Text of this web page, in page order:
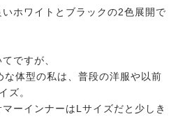
ホワイトとブラックの2色展開で
ですが、
体型の私は、普段の洋服や以前
ズ。
ーインナーはLサイズだと少しき